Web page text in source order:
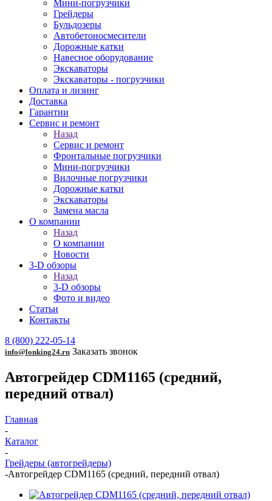
Мини-погрузчики
Грейдеры
Бульдозеры
Автобетоносмесители
Дорожные катки
Навесное оборудование
Экскаваторы
Экскаваторы - погрузчики
Оплата и лизинг
Доставка
Гарантии
Сервис и ремонт
Назад
Сервис и ремонт
Фронтальные погрузчики
Мини-погрузчики
Вилочные погрузчики
Дорожные катки
Экскаваторы
Замена масла
О компании
Назад
О компании
Новости
3-D обзоры
Назад
3-D обзоры
Фото и видео
Статьи
Контакты
8 (800) 222-05-14
info@lonking24.ru Заказать звонок
Автогрейдер CDM1165 (средний,
передний отвал)
Главная
-
Каталог
-
Грейдеры (автогрейдеры)
-Автогрейдер CDM1165 (средний, передний отвал)